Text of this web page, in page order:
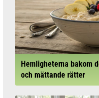
Hemligheterna bakom
och mättande rätter